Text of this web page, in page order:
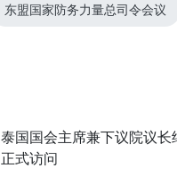
东盟国家防务力量总司令会议
泰国国会主席兼下议院议长
正式访问